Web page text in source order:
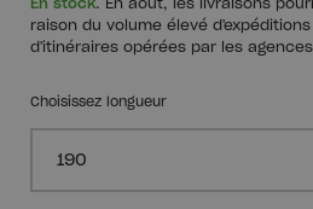
Choisissez longueur
En stock. En août, les livraisons
raison du volume élevé
d'itinéraires opérées par les